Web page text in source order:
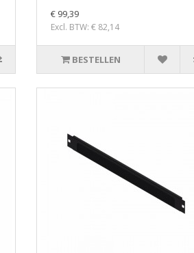
€ 99,39
Excl. BTW: € 82,14
BESTELLEN